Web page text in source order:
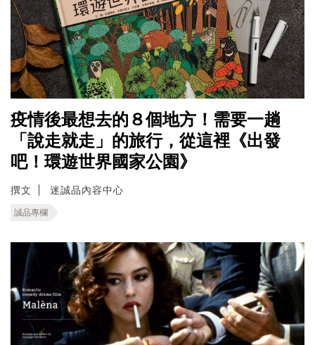
疫情後最想去的８個地方！需要一趟
「說走就走」的旅行，從這裡《出發
吧！環遊世界國家公園》
撰文 迷誠品內容中心
誠品專欄